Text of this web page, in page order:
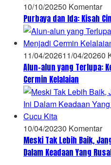
10/10/20250 Komentar
Purbaya dan Ida: Kisah
11/04/202611/04/20260
Alun-alun yang Terlupa:
Cermin Kelalaian
10/04/20230 Komentar
Meski Tak Lebih Baik,
Dalam Keadaan Yang